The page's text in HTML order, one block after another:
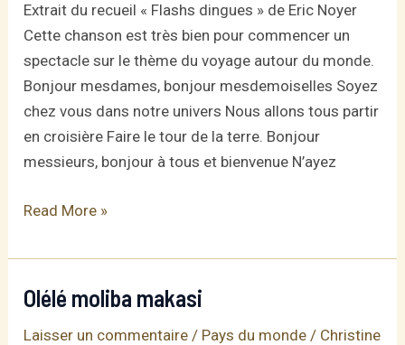
Extrait du recueil « Flashs dingues » de Eric Noyer
Cette chanson est très bien pour commencer un
spectacle sur le thème du voyage autour du monde.
Bonjour mesdames, bonjour mesdemoiselles Soyez
chez vous dans notre univers Nous allons tous partir
en croisière Faire le tour de la terre. Bonjour
messieurs, bonjour à tous et bienvenue N’ayez
Départ
croisière
Read More »
Olélé moliba makasi
Laisser un commentaire / Pays du monde / Christine